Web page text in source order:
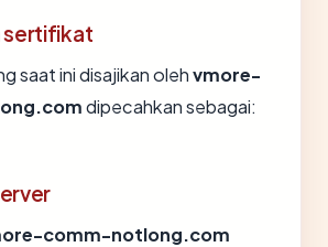
sertifikat
saat ini disajikan olehvmore-
dipecahkan sebagai:
comm-notlong.com